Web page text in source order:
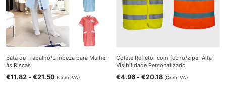
Bata de Trabalho/Limpeza para Mulher
às Riscas
€11.82 -€21.50 (Com IVA)
Colete Refletor com fecho/zíper Alta
Visibilidade Personalizado
€4.96 -€20.18 (Com IVA)